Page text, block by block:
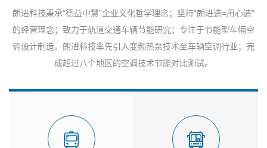
朗进科技秉承“德益中慧”企业文化哲学理念；坚持“朗进造=用心造”
的经营理念；致力于轨道交通车辆节能研究；专注于节能型车辆空
调设计制造。朗进科技率先引入变频热泵技术至车辆空调行业；完
成超过八个地区的空调技术节能对比测试。